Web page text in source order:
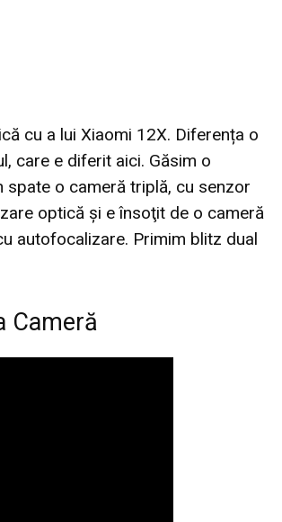
cu a lui Xiaomi 12X. Diferența o
care e diferit aici. Găsim o
spate o cameră triplă, cu senzor
optică şi e însoţit de o cameră
autofocalizare. Primim blitz dual
Cameră